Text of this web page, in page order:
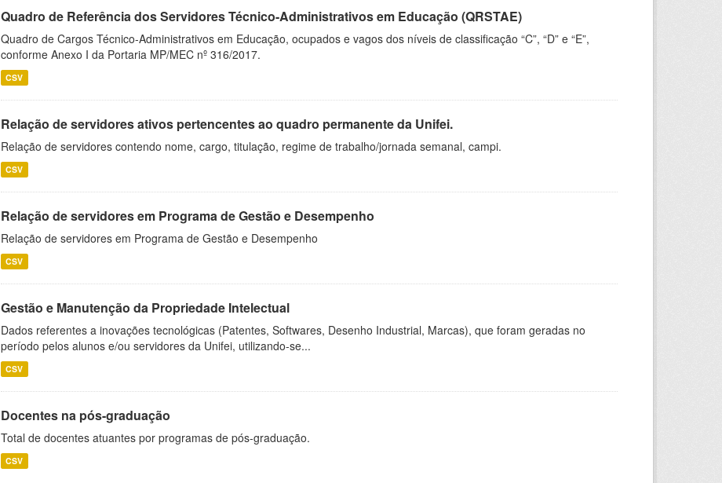
Quadro de Referência dos Servidores Técnico-Administrativos em Educação (QRSTAE)
Quadro de Cargos Técnico-Administrativos em Educação, ocupados e vagos dos níveis de classificação “C”, “D” e “E”,
conforme Anexo I da Portaria MP/MEC nº 316/2017.
CSV
Relação de servidores ativos pertencentes ao quadro permanente da Unifei.
Relação de servidores contendo nome, cargo, titulação, regime de trabalho/jornada semanal, campi.
CSV
Relação de servidores em Programa de Gestão e Desempenho
Relação de servidores em Programa de Gestão e Desempenho
CSV
Gestão e Manutenção da Propriedade Intelectual
Dados referentes a inovações tecnológicas (Patentes, Softwares, Desenho Industrial, Marcas), que foram geradas no
período pelos alunos e/ou servidores da Unifei, utilizando-se...
CSV
Docentes na pós-graduação
Total de docentes atuantes por programas de pós-graduação.
CSV